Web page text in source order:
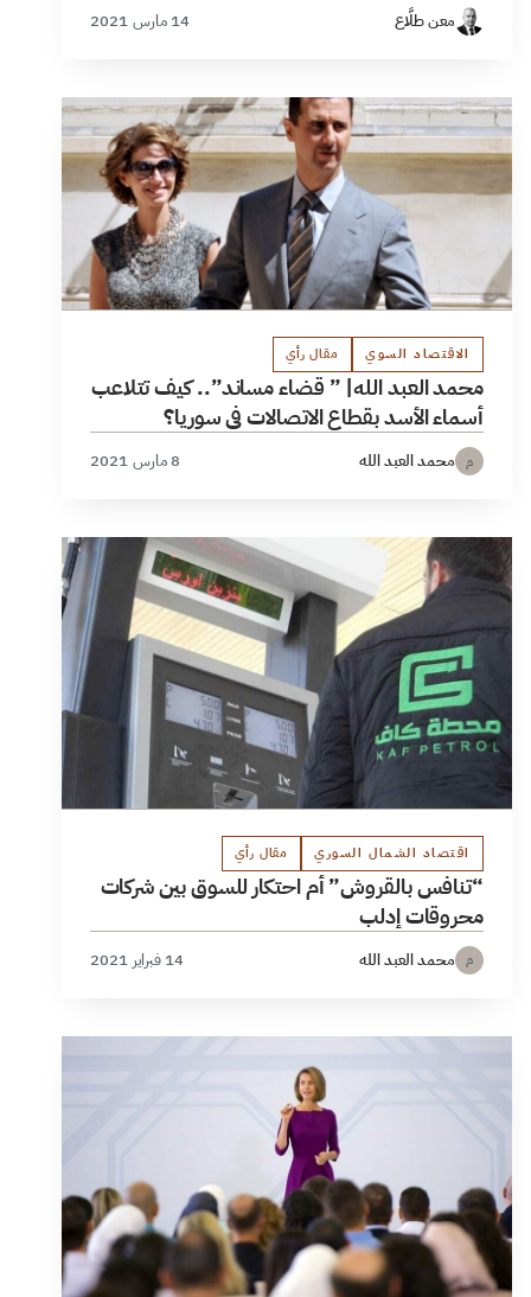
معن طلَّاع 14 مارس 2021
الاقتصاد السوي مقال رأي
محمد العبد الله| ” قضاء مساند”.. كيف تتلاعب
أسماء الأسد بقطاع الاتصالات في سوريا؟
م محمد العبد الله 8 مارس 2021
اقتصاد الشمال السوري مقال رأي
“تنافس بالقروش” أم احتكار للسوق بين شركات
محروقات إدلب
م محمد العبد الله 14 فبراير 2021